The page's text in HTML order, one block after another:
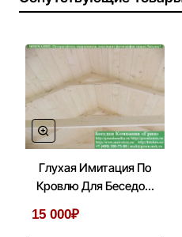
Глухая Имитация По
Кровлю Для Беседок,
15 000₽